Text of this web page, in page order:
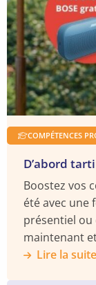
D’abord
COMPÉTENCES
Boostez vos
été avec une
présentiel ou
maintenant
enceinte
Lire la suite